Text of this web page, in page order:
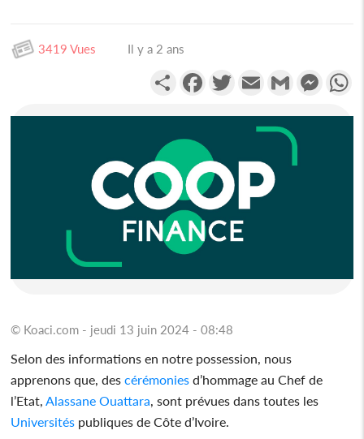
3419 Vues Il y a 2 ans
PartagerFacebookTwitterEmail Gmail
© Koaci.com - jeudi 13 juin 2024 - 08:48
Selon des informations en notre possession, nous
apprenons que, descérémonies d’hommage au Chef de
l’Etat, Alassane Ouattara , sont prévues dans toutes les
Universités publiques de Côte d’Ivoire.